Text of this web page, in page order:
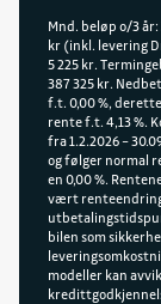
Mnd. beløp o/3
kr (inkl. levering
5 225 kr.
387 325 kr.
f.t. 0,00 %,
rente f.t. 4,13 %.
fra 1.2.2026 –
og følger normal
en 0,00 %.
vært
bilen som
modeller kan